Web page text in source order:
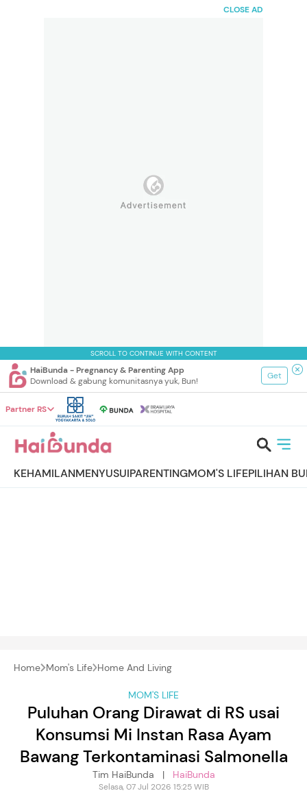
CLOSE AD
SCROLL TO CONTINUE WITH CONTENT
HaiBunda - Pregnancy & Parenting App
Download & gabung komunitasnya yuk, Bun!
Get
Partner RS
KEHAMILANMENYUSUIPARENTINGMOM'S LIFEPILIHAN
Home Mom's Life Home And Living
MOM'S LIFE
Puluhan Orang Dirawat di RS usai
Konsumsi Mi Instan Rasa Ayam
Bawang Terkontaminasi Salmonella
Tim HaiBunda | HaiBunda
Selasa, 07 Jul 2026 15:25 WIB